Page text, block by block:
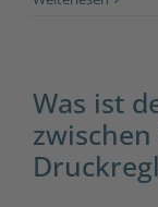
Was ist